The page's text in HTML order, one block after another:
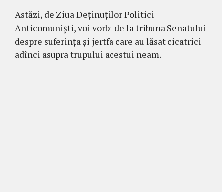
Astăzi, de Ziua Deținuților Politici
Anticomunişti, voi vorbi de la tribuna Senatului
despre suferința și jertfa care au lăsat cicatrici
adînci asupra trupului acestui neam.